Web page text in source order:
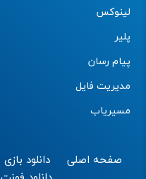
لینوکس
پلیر
پیام رسان
مدیریت فایل
مسیریاب
صفحه اصلی دانلود بازی